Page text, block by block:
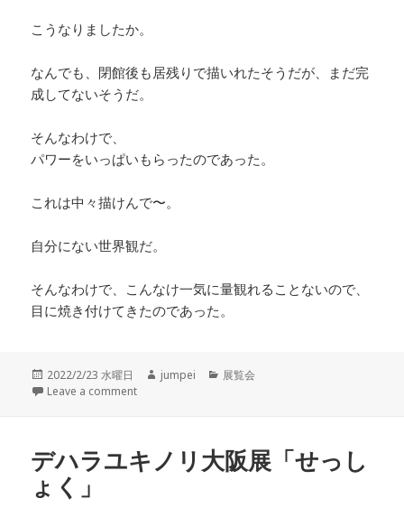
こうなりましたか。
なんでも、閉館後も居残りで描いれたそうだが、まだ完
成してないそうだ。
そんなわけで、
パワーをいっぱいもらったのであった。
これは中々描けんで〜。
自分にない世界観だ。
そんなわけで、こんなけ一気に量観れることないので、
目に焼き付けてきたのであった。
投
稿
2022/2/23 水曜日
作
jumpei
カ
展覧会
Leave a comment
デハラユキノリ大阪展「せっし
ょく」